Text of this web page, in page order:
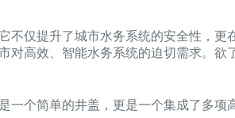
仅提升了城市水务系统的安全性，
高效、智能水务系统的迫切需求。
个简单的井盖，更是一个集成了多